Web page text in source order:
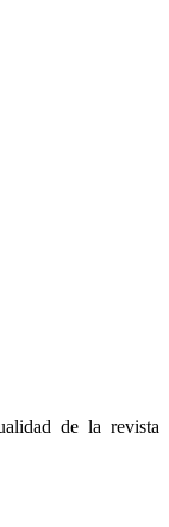
de la revista